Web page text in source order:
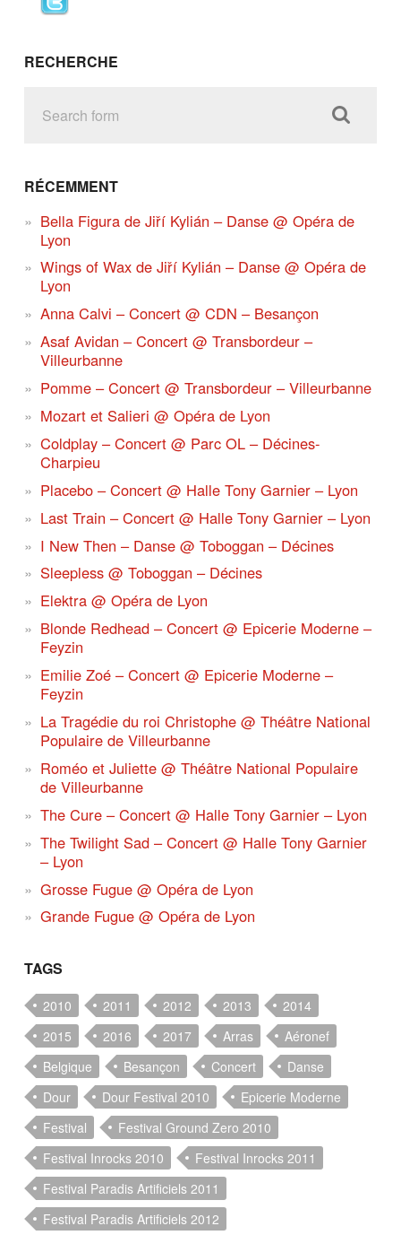
RECHERCHE
RÉCEMMENT
Bella Figura de Jiří Kylián – Danse @ Opéra de
Lyon
Wings of Wax de Jiří Kylián – Danse @ Opéra de
Lyon
Anna Calvi – Concert @ CDN – Besançon
Asaf Avidan – Concert @ Transbordeur –
Villeurbanne
Pomme – Concert @ Transbordeur – Villeurbanne
Mozart et Salieri @ Opéra de Lyon
Coldplay – Concert @ Parc OL – Décines-
Charpieu
Placebo – Concert @ Halle Tony Garnier – Lyon
Last Train – Concert @ Halle Tony Garnier – Lyon
I New Then – Danse @ Toboggan – Décines
Sleepless @ Toboggan – Décines
Elektra @ Opéra de Lyon
Blonde Redhead – Concert @ Epicerie Moderne –
Feyzin
Emilie Zoé – Concert @ Epicerie Moderne –
Feyzin
La Tragédie du roi Christophe @ Théâtre National
Populaire de Villeurbanne
Roméo et Juliette @ Théâtre National Populaire
de Villeurbanne
The Cure – Concert @ Halle Tony Garnier – Lyon
The Twilight Sad – Concert @ Halle Tony Garnier
– Lyon
Grosse Fugue @ Opéra de Lyon
Grande Fugue @ Opéra de Lyon
TAGS
2010 2011 2012 2013
2014
2015
2016 2017 Arras
Aéronef
Belgique
Besançon Concert
Danse
Dour
Dour Festival 2010
Epicerie Moderne
Festival
Festival Ground Zero 2010
Festival Inrocks 2010
Festival Inrocks 2011
Festival Paradis Artificiels 2011
Festival Paradis Artificiels 2012